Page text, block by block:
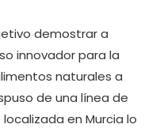
demostrar a
innovador para la
naturales a
de una línea de
en Murcia lo